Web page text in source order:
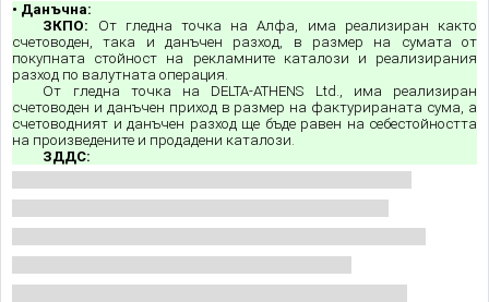
• Данъчна:
ЗКПО: От гледна точка на Алфа, има реализиран както
счетоводен, така и данъчен разход, в размер на сумата от
покупната стойност на рекламните каталози и реализирания
разход по валутната операция.
От гледна точка на DELTA-ATHENS Ltd., има реализиран
счетоводен и данъчен приход в размер на фактурираната сума, а
счетоводният и данъчен разход ще бъде равен на себестойността
на произведените и продадени каталози.
ЗДДС: